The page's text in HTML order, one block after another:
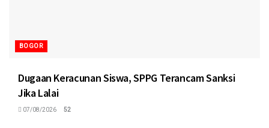
BOGOR
Dugaan Keracunan Siswa, SPPG Terancam Sanksi
Jika Lalai
07/08/2026 52